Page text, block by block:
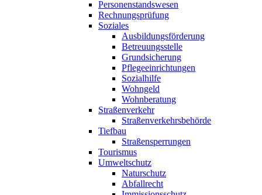
Personenstandswesen
Rechnungsprüfung
Soziales
Ausbildungsförderung
Betreuungsstelle
Grundsicherung
Pflegeeinrichtungen
Sozialhilfe
Wohngeld
Wohnberatung
Straßenverkehr
Straßenverkehrsbehörde
Tiefbau
Straßensperrungen
Tourismus
Umweltschutz
Naturschutz
Abfallrecht